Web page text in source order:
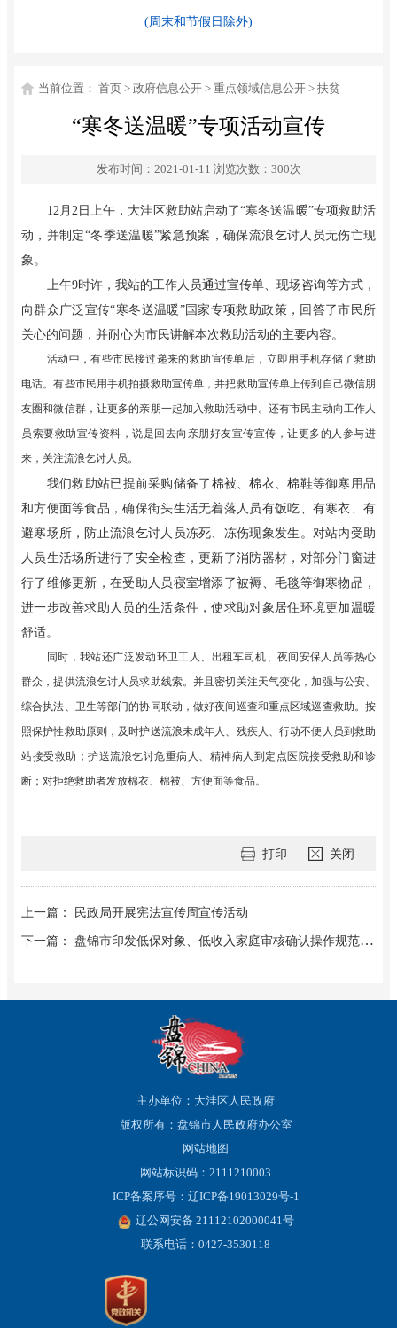
(周末和节假日除外)
当前位置：首页 > 政府信息公开 > 重点领域信息公开 > 扶贫
“寒冬送温暖”专项活动宣传
发布时间：2021-01-11 浏览次数： 300次
12月2日上午，大洼区救助站启动了“寒冬送温暖”专项救助活
动，并制定“冬季送温暖”紧急预案，确保流浪乞讨人员无伤亡现
象。
上午9时许，我站的工作人员通过宣传单、现场咨询等方式，
向群众广泛宣传“寒冬送温暖”国家专项救助政策，回答了市民所
关心的问题，并耐心为市民讲解本次救助活动的主要内容。
活动中，有些市民接过递来的救助宣传单后，立即用手机存储了救助
电话。有些市民用手机拍摄救助宣传单，并把救助宣传单上传到自己微信朋
友圈和微信群，让更多的亲朋一起加入救助活动中。还有市民主动向工作人
员索要救助宣传资料，说是回去向亲朋好友宣传宣传，让更多的人参与进
来，关注流浪乞讨人员。
我们救助站已提前采购储备了棉被、棉衣、棉鞋等御寒用品
和方便面等食品，确保街头生活无着落人员有饭吃、有寒衣、有
避寒场所，防止流浪乞讨人员冻死、冻伤现象发生。对站内受助
人员生活场所进行了安全检查，更新了消防器材，对部分门窗进
行了维修更新，在受助人员寝室增添了被褥、毛毯等御寒物品，
进一步改善求助人员的生活条件，使求助对象居住环境更加温暖
舒适。
同时，我站还广泛发动环卫工人、出租车司机、夜间安保人员等热心
群众，提供流浪乞讨人员求助线索。并且密切关注天气变化，加强与公安、
综合执法、卫生等部门的协同联动，做好夜间巡查和重点区域巡查救助。按
照保护性救助原则，及时护送流浪未成年人、残疾人、行动不便人员到救助
站接受救助；护送流浪乞讨危重病人、精神病人到定点医院接受救助和诊
断；对拒绝救助者发放棉衣、棉被、方便面等食品。
打印 关闭
上一篇： 民政局开展宪法宣传周宣传活动
下一篇： 盘锦市印发低保对象、低收入家庭审核确认操作规范让社会救助工作依法行政有保障
主办单位：大洼区人民政府
版权所有：盘锦市人民政府办公室
网站地图
网站标识码：2111210003
ICP备案序号：辽ICP备19013029号-1
辽公网安备 21112102000041号
联系电话：0427-3530118